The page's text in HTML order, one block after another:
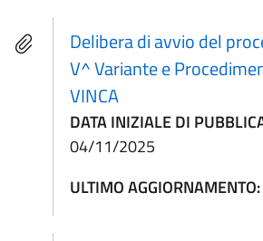
Delibera di avvio del
V^ Variante e
VINCA
DATA INIZIALE DI
04/11/2025
ULTIMO AGGIORNAMENTO: